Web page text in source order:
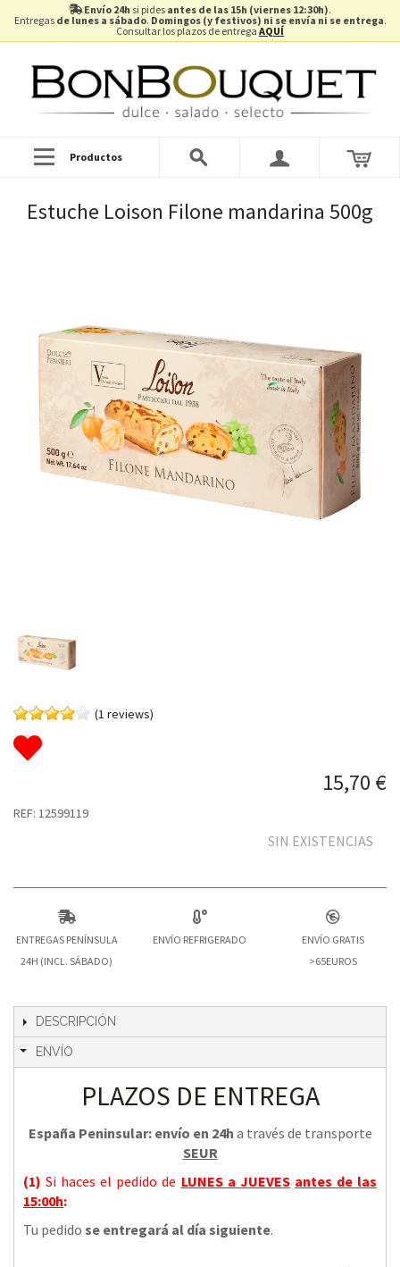
Envío 24h si pides antes de las 15h (viernes 12:30h).
Entregas de lunes a sábado. Domingos (y festivos) ni se envía ni se entrega.
Consultar los plazos de entrega AQUÍ
Productos
Estuche Loison Filone mandarina 500g
(1 reviews)
15,70 €
REF: 12599119
SIN EXISTENCIAS
ENTREGAS PENÍNSULA
24H (INCL. SÁBADO)
ENVÍO REFRIGERADO
ENVÍO GRATIS
>65EUROS
DESCRIPCIÓN
ENVÍO
PLAZOS DE ENTREGA
España Peninsular: envío en 24h a través de transporte
SEUR
(1)Si haces el pedido de LUNES a JUEVES antes de las
15:00h:
Tu pedido se entregará al día siguiente.